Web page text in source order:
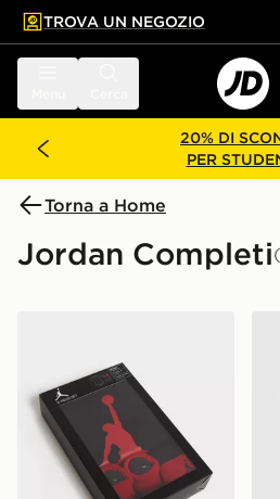
principale
a fondo pagina
TROVA UN NEGOZIO
20% DI
PER
Torna a Home
Jordan Completi
Jordan Set 3 Pezzi Jumpman